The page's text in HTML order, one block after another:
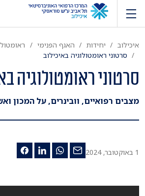
איכילוב יחידות האגף הפנימי
סרטוני ראומטולוגיה באיכילוב
סרטוני ראומטולוגיה
מצבים רפואיים, וובינרים, על המכון
1 באוקטובר, 2024